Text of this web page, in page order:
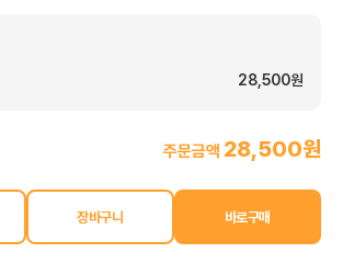
28,500원
주문금액 28,500원